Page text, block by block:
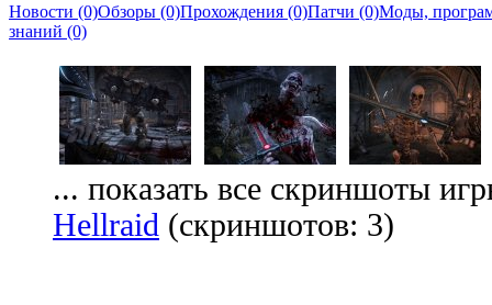
Новости (0)Обзоры (0)Прохождения (0)Патчи (0)Моды,
знаний (0)
... показать все скриншоты
Hellraid (скриншотов: 3)